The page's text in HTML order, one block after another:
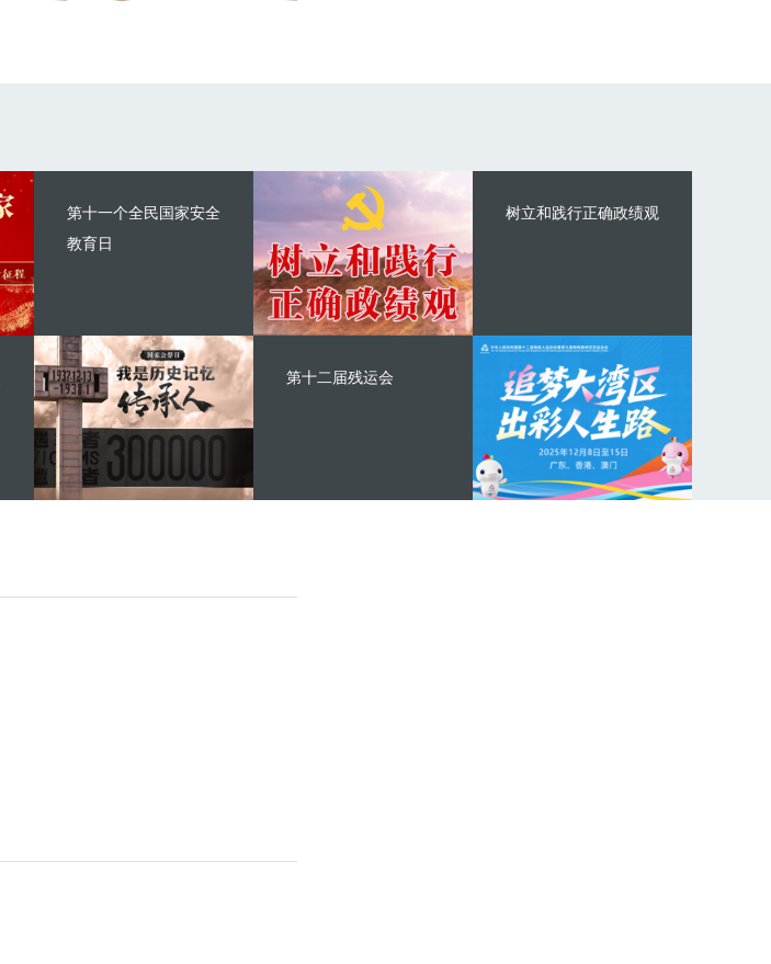
第十一个全民国家安全
教育日
树立和践行正确政绩观
第十二届残运会